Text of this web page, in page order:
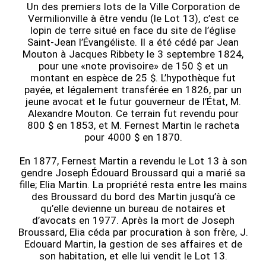
Un des premiers lots de la Ville Corporation de
Vermilionville à être vendu (le Lot 13), c’est ce
lopin de terre situé en face du site de l’église
Saint-Jean l’Évangéliste. Il a été cédé par Jean
Mouton à Jacques Ribbety le 3 septembre 1824,
pour une «note provisoire» de 150 $ et un
montant en espèce de 25 $. L’hypothèque fut
payée, et légalement transférée en 1826, par un
jeune avocat et le futur gouverneur de l’État, M.
Alexandre Mouton. Ce terrain fut revendu pour
800 $ en 1853, et M. Fernest Martin le racheta
pour 4000 $ en 1870.
En 1877, Fernest Martin a revendu le Lot 13 à son
gendre Joseph Édouard Broussard qui a marié sa
fille; Elia Martin. La propriété resta entre les mains
des Broussard du bord des Martin jusqu’à ce
qu’elle devienne un bureau de notaires et
d’avocats en 1977. Après la mort de Joseph
Broussard, Elia céda par procuration à son frère, J.
Edouard Martin, la gestion de ses affaires et de
son habitation, et elle lui vendit le Lot 13.